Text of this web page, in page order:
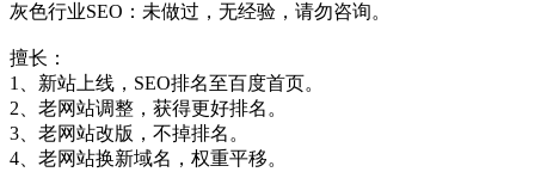
灰色行业SEO：未做过，无经验，请勿咨询。
擅长：
1、新站上线，SEO排名至百度首页。
2、老网站调整，获得更好排名。
3、老网站改版，不掉排名。
4、老网站换新域名，权重平移。